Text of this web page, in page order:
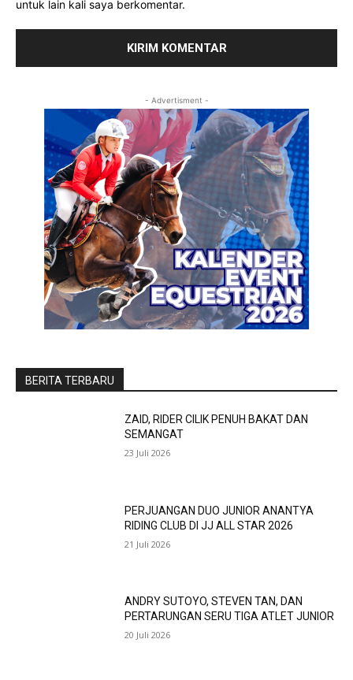
untuk lain kali saya berkomentar.
- Advertisment -
BERITA TERBARU
ZAID, RIDER CILIK PENUH BAKAT DAN
SEMANGAT
23 Juli 2026
PERJUANGAN DUO JUNIOR ANANTYA
RIDING CLUB DI JJ ALL STAR 2026
21 Juli 2026
ANDRY SUTOYO, STEVEN TAN, DAN
PERTARUNGAN SERU TIGA ATLET JUNIOR
20 Juli 2026